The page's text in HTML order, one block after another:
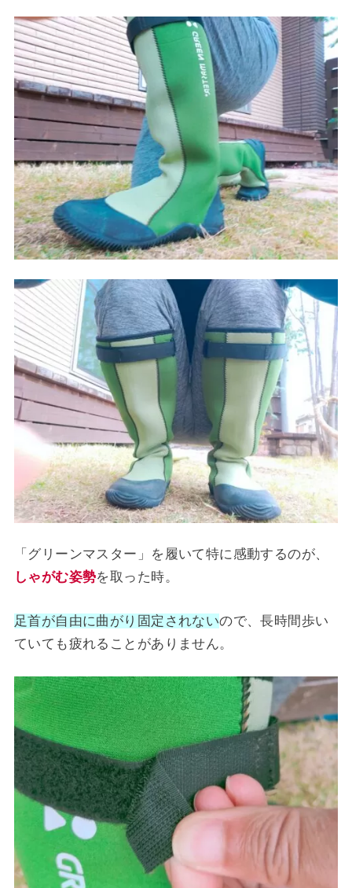
「グリーンマスター」を履いて特に感動するのが、
しゃがむ姿勢を取った時。
足首が自由に曲がり固定されないので、長時間歩い
ていても疲れることがありません。